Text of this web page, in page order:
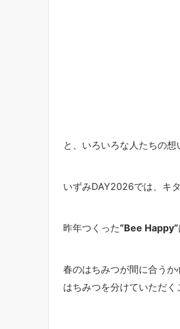
と、いろいろな人たちの想
いずみDAY2026では、キ
昨年つくった“Bee Happy”
春のはちみつが間に合うか
はちみつを分けていただく